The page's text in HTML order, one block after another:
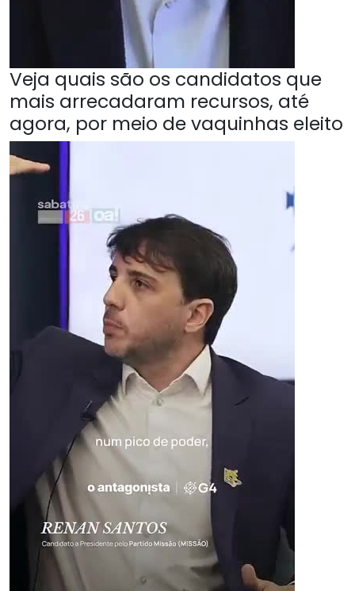
Veja quais são os candidatos que
mais arrecadaram recursos, até
agora, por meio de vaquinhas eleito